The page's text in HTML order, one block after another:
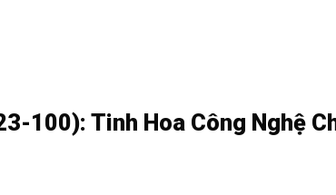
100): Tinh Hoa Công Nghệ